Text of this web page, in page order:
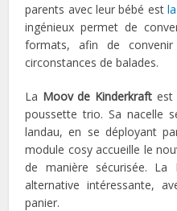
parents avec leur bébé est
ingénieux permet de
formats, afin de
circonstances de balades.
La Moov de Kinderkraft est
poussette trio. Sa nacelle
landau, en se déployant
module cosy accueille le
de manière sécurisée. La
alternative intéressante,
panier.